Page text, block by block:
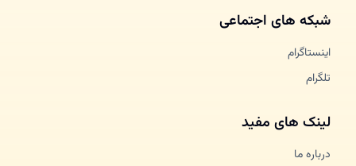
شبکه های اجتماعی
اینستاگرام
تلگرام
لینک های مفید
درباره ما